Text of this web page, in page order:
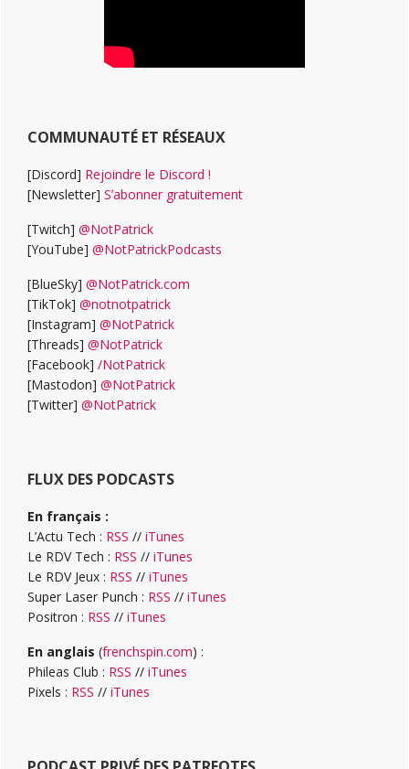
COMMUNAUTÉ ET RÉSEAUX
[Discord] Rejoindre le Discord !
[Newsletter] S’abonner gratuitement
[Twitch] @NotPatrick
[YouTube] @NotPatrickPodcasts
[BlueSky] @NotPatrick.com
[TikTok] @notnotpatrick
[Instagram] @NotPatrick
[Threads] @NotPatrick
[Facebook] /NotPatrick
[Mastodon] @NotPatrick
[Twitter] @NotPatrick
FLUX DES PODCASTS
En français :
L’Actu Tech : RSS // iTunes
Le RDV Tech : RSS // iTunes
Le RDV Jeux : RSS // iTunes
Super Laser Punch : RSS // iTunes
Positron : RSS // iTunes
En anglais (frenchspin.com) :
Phileas Club : RSS // iTunes
Pixels : RSS // iTunes